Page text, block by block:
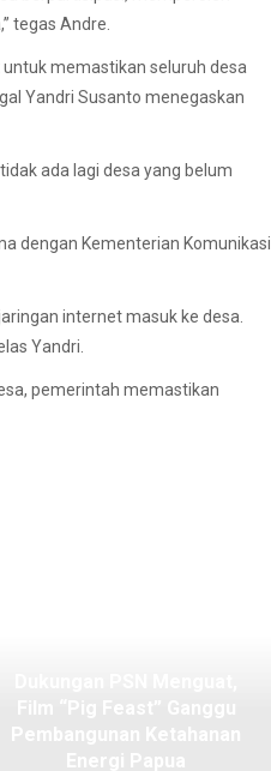
tegas Andre.
memastikan seluruh desa
Yandri Susanto menegaskan
ada lagi desa yang belum
dengan Kementerian Komunikasi
internet masuk ke desa.
Yandri.
pemerintah memastikan